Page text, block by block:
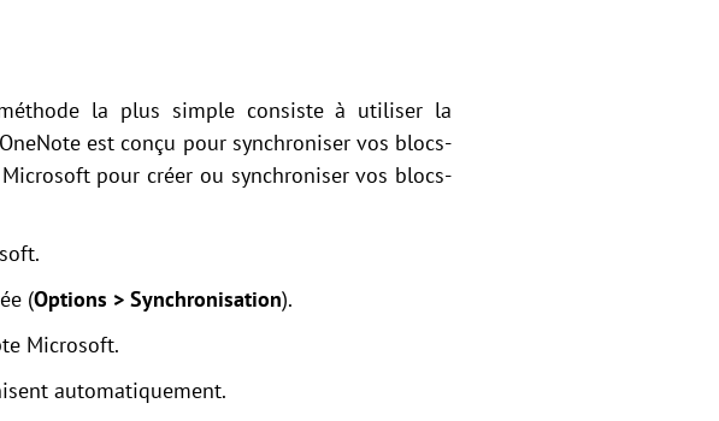
la plus simple consiste à utiliser la
est conçu pour synchroniser vos blocs-
pour créer ou synchroniser vos blocs-
(Options > Synchronisation).
Microsoft.
automatiquement.